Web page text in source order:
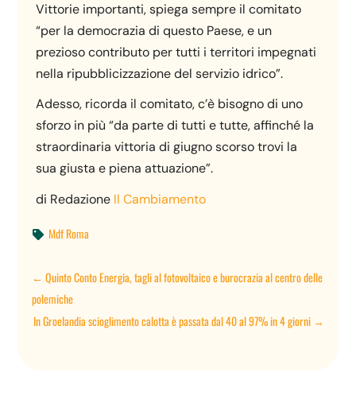
Vittorie importanti, spiega sempre il comitato
“per la democrazia di questo Paese, e un
prezioso contributo per tutti i territori impegnati
nella ripubblicizzazione del servizio idrico”.
Adesso, ricorda il comitato, c’è bisogno di uno
sforzo in più “da parte di tutti e tutte, affinché la
straordinaria vittoria di giugno scorso trovi la
sua giusta e piena attuazione”.
di Redazione Il Cambiamento
 Mdf Roma
←Quinto Conto Energia, tagli al fotovoltaico e burocrazia al centro delle
polemiche
In Groelandia scioglimento calotta è passata dal 40 al 97% in 4 giorni→